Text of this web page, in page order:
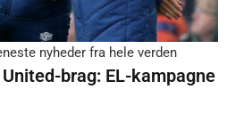
nyheder fra hele verden
brag: EL-kampagne